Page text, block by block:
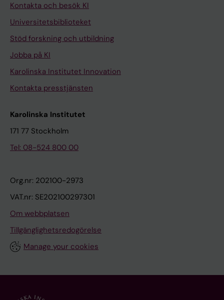
Kontakta och besök KI
Universitetsbiblioteket
Stöd forskning och utbildning
Jobba på KI
Karolinska Institutet Innovation
Kontakta presstjänsten
Karolinska Institutet
171 77 Stockholm
Tel: 08-524 800 00
Org.nr: 202100-2973
VAT.nr: SE202100297301
Om webbplatsen
Tillgänglighetsredogörelse
Manage your cookies